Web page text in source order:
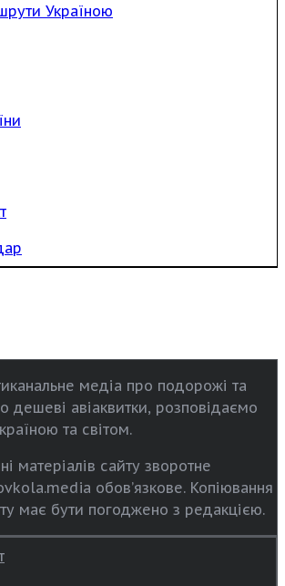
Україною
медіа про подорожі та
дешеві авіаквитки, розповідаємо
та світом.
матеріалів сайту зворотне
обов’язкове. Копіювання
має бути погоджено з редакцією.